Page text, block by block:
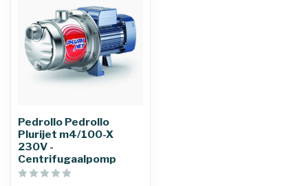
Pedrollo Pedrollo
Plurijet m4/100-X
230V -
Centrifugaalpomp